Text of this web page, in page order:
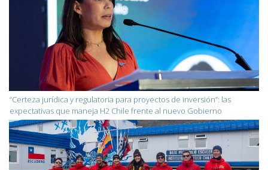
“Certeza jurídica y regulatoria para proyectos de inversión”: las
expectativas que maneja H2 Chile frente al nuevo Gobierno